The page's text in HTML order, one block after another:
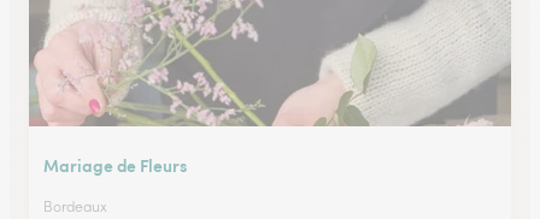
Mariage de Fleurs
Bordeaux